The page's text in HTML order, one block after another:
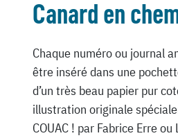
Canard en
Chaque numéro ou journal
être inséré dans une
d’un très beau papier pur
illustration originale
COUAC ! par Fabrice Erre